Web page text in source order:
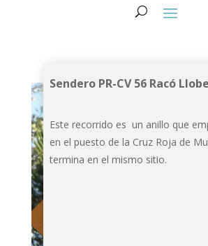
Sendero PR-CV 56 Racó
Este recorrido es un anillo que
en el puesto de la Cruz Roja de
termina en el mismo sitio.